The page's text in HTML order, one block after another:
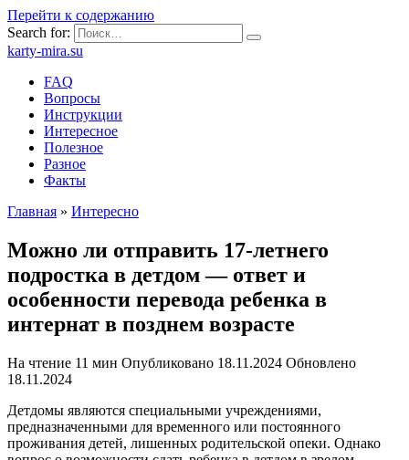
Перейти к содержанию
Search for:
karty-mira.su
FAQ
Вопросы
Инструкции
Интересное
Полезное
Разное
Факты
Главная » Интересно
Можно ли отправить 17-летнего
подростка в детдом — ответ и
особенности перевода ребенка в
интернат в позднем возрасте
На чтение 11 мин Опубликовано 18.11.2024 Обновлено
18.11.2024
Детдомы являются специальными учреждениями,
предназначенными для временного или постоянного
проживания детей, лишенных родительской опеки. Однако